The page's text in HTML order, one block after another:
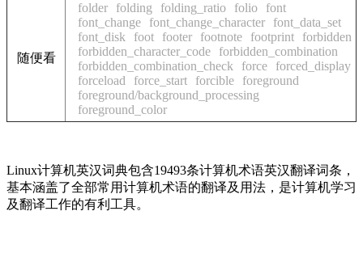
随便看
folder folding folding_ratio folio
font
font_change
font_change_character
font_data_set
font_disk
foot footer footnote footprint
forbidden
forbidden_character_code
forbidden_combination
forbidden_combination_check
force
forced_display
forceload
force_start forcible
foreground
foreground/background_processing
foreground_color
Linux计算机英汉词典包含19493条计算机术语英汉翻译词条，
基本涵盖了全部常用计算机术语的翻译及用法，是计算机学习
及翻译工作的有利工具。